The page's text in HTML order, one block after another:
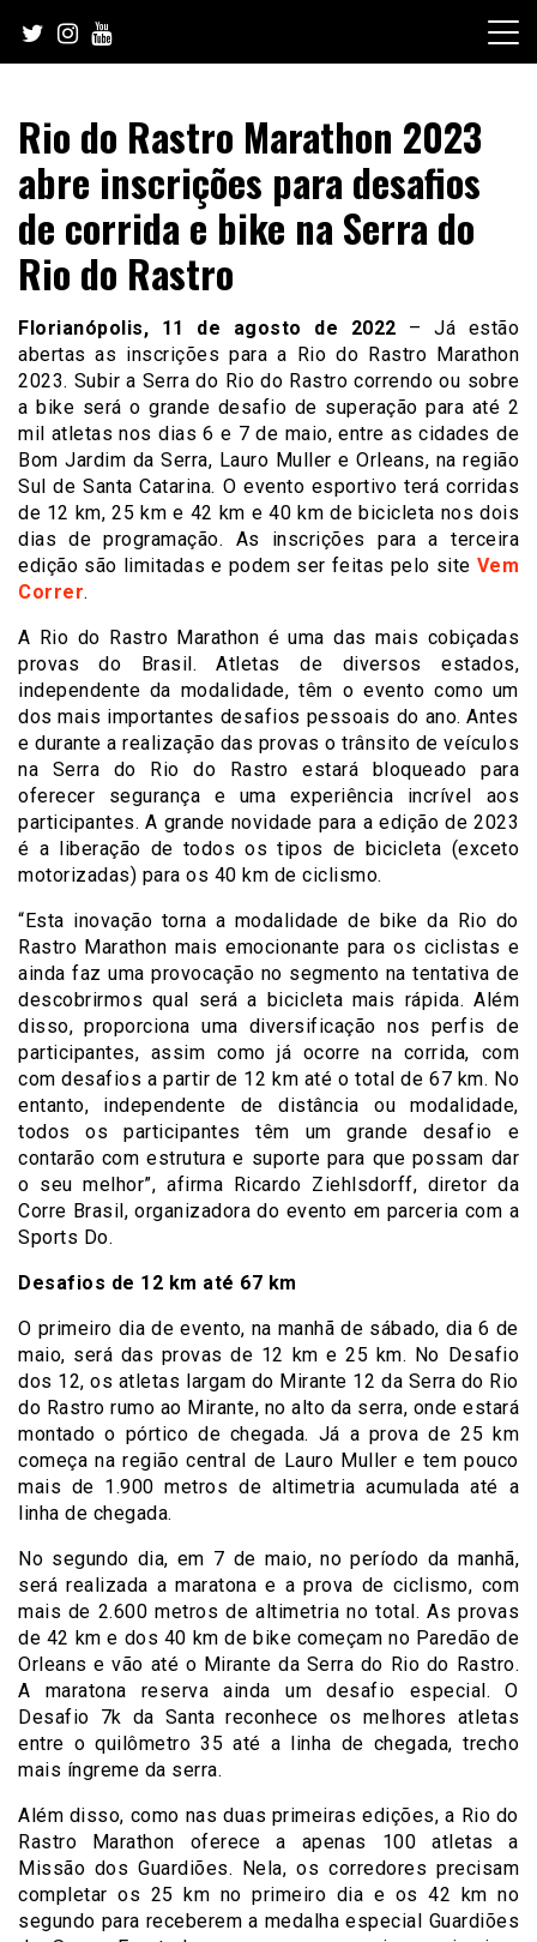
content
Rio do Rastro Marathon 2023
abre inscrições para desafios
de corrida e bike na Serra do
Rio do Rastro
Florianópolis, 11 de agosto de 2022 – Já estão
abertas as inscrições para a Rio do Rastro Marathon
2023. Subir a Serra do Rio do Rastro correndo ou sobre
a bike será o grande desafio de superação para até 2
mil atletas nos dias 6 e 7 de maio, entre as cidades de
Bom Jardim da Serra, Lauro Muller e Orleans, na região
Sul de Santa Catarina. O evento esportivo terá corridas
de 12 km, 25 km e 42 km e 40 km de bicicleta nos dois
dias de programação. As inscrições para a terceira
edição são limitadas e podem ser feitas pelo site Vem
Correr.
A Rio do Rastro Marathon é uma das mais cobiçadas
provas do Brasil. Atletas de diversos estados,
independente da modalidade, têm o evento como um
dos mais importantes desafios pessoais do ano. Antes
e durante a realização das provas o trânsito de veículos
na Serra do Rio do Rastro estará bloqueado para
oferecer segurança e uma experiência incrível aos
participantes. A grande novidade para a edição de 2023
é a liberação de todos os tipos de bicicleta (exceto
motorizadas) para os 40 km de ciclismo.
“Esta inovação torna a modalidade de bike da Rio do
Rastro Marathon mais emocionante para os ciclistas e
ainda faz uma provocação no segmento na tentativa de
descobrirmos qual será a bicicleta mais rápida. Além
disso, proporciona uma diversificação nos perfis de
participantes, assim como já ocorre na corrida, com
com desafios a partir de 12 km até o total de 67 km. No
entanto, independente de distância ou modalidade,
todos os participantes têm um grande desafio e
contarão com estrutura e suporte para que possam dar
o seu melhor”, afirma Ricardo Ziehlsdorff, diretor da
Corre Brasil, organizadora do evento em parceria com a
Sports Do.
Desafios de 12 km até 67 km
O primeiro dia de evento, na manhã de sábado, dia 6 de
maio, será das provas de 12 km e 25 km. No Desafio
dos 12, os atletas largam do Mirante 12 da Serra do Rio
do Rastro rumo ao Mirante, no alto da serra, onde estará
montado o pórtico de chegada. Já a prova de 25 km
começa na região central de Lauro Muller e tem pouco
mais de 1.900 metros de altimetria acumulada até a
linha de chegada.
No segundo dia, em 7 de maio, no período da manhã,
será realizada a maratona e a prova de ciclismo, com
mais de 2.600 metros de altimetria no total. As provas
de 42 km e dos 40 km de bike começam no Paredão de
Orleans e vão até o Mirante da Serra do Rio do Rastro.
A maratona reserva ainda um desafio especial. O
Desafio 7k da Santa reconhece os melhores atletas
entre o quilômetro 35 até a linha de chegada, trecho
mais íngreme da serra.
Além disso, como nas duas primeiras edições, a Rio do
Rastro Marathon oferece a apenas 100 atletas a
Missão dos Guardiões. Nela, os corredores precisam
completar os 25 km no primeiro dia e os 42 km no
segundo para receberem a medalha especial Guardiões